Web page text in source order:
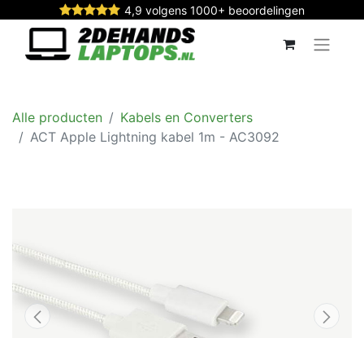
4,9 volgens 1000+ beoordelingen
Alle producten
Kabels en Converters
ACT Apple Lightning kabel 1m - AC3092